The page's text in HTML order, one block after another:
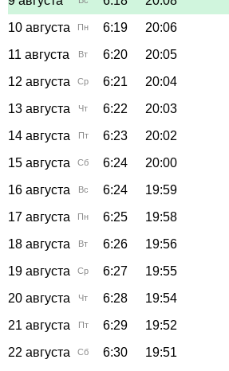
10 августа
Пн 6:19 20:06
11 августа
Вт 6:20 20:05
12 августа
Ср 6:21 20:04
13 августа
Чт 6:22 20:03
14 августа
Пт 6:23 20:02
15 августа
Сб 6:24 20:00
16 августа
Вс 6:24 19:59
17 августа
Пн 6:25 19:58
18 августа
Вт 6:26 19:56
19 августа
Ср 6:27 19:55
20 августа
Чт 6:28 19:54
21 августа
Пт 6:29 19:52
22 августа
Сб 6:30 19:51